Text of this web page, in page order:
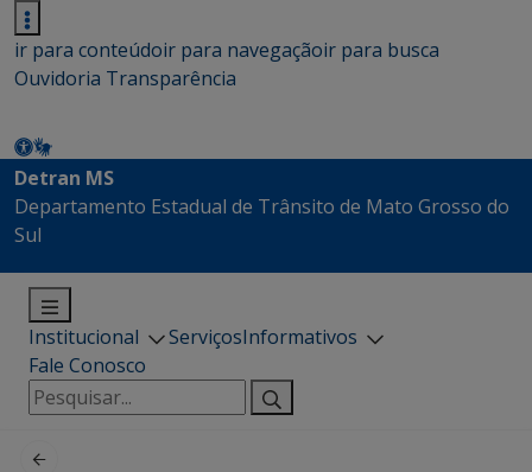
ir para conteúdoir para navegaçãoir para busca
Ouvidoria Transparência
Detran MS
Departamento Estadual de Trânsito de Mato Grosso do
Sul
Institucional ServiçosInformativos
Fale Conosco
Pesquisar
por: